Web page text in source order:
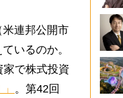
連邦公開市
いるのか。
家で株式投資
。第42回